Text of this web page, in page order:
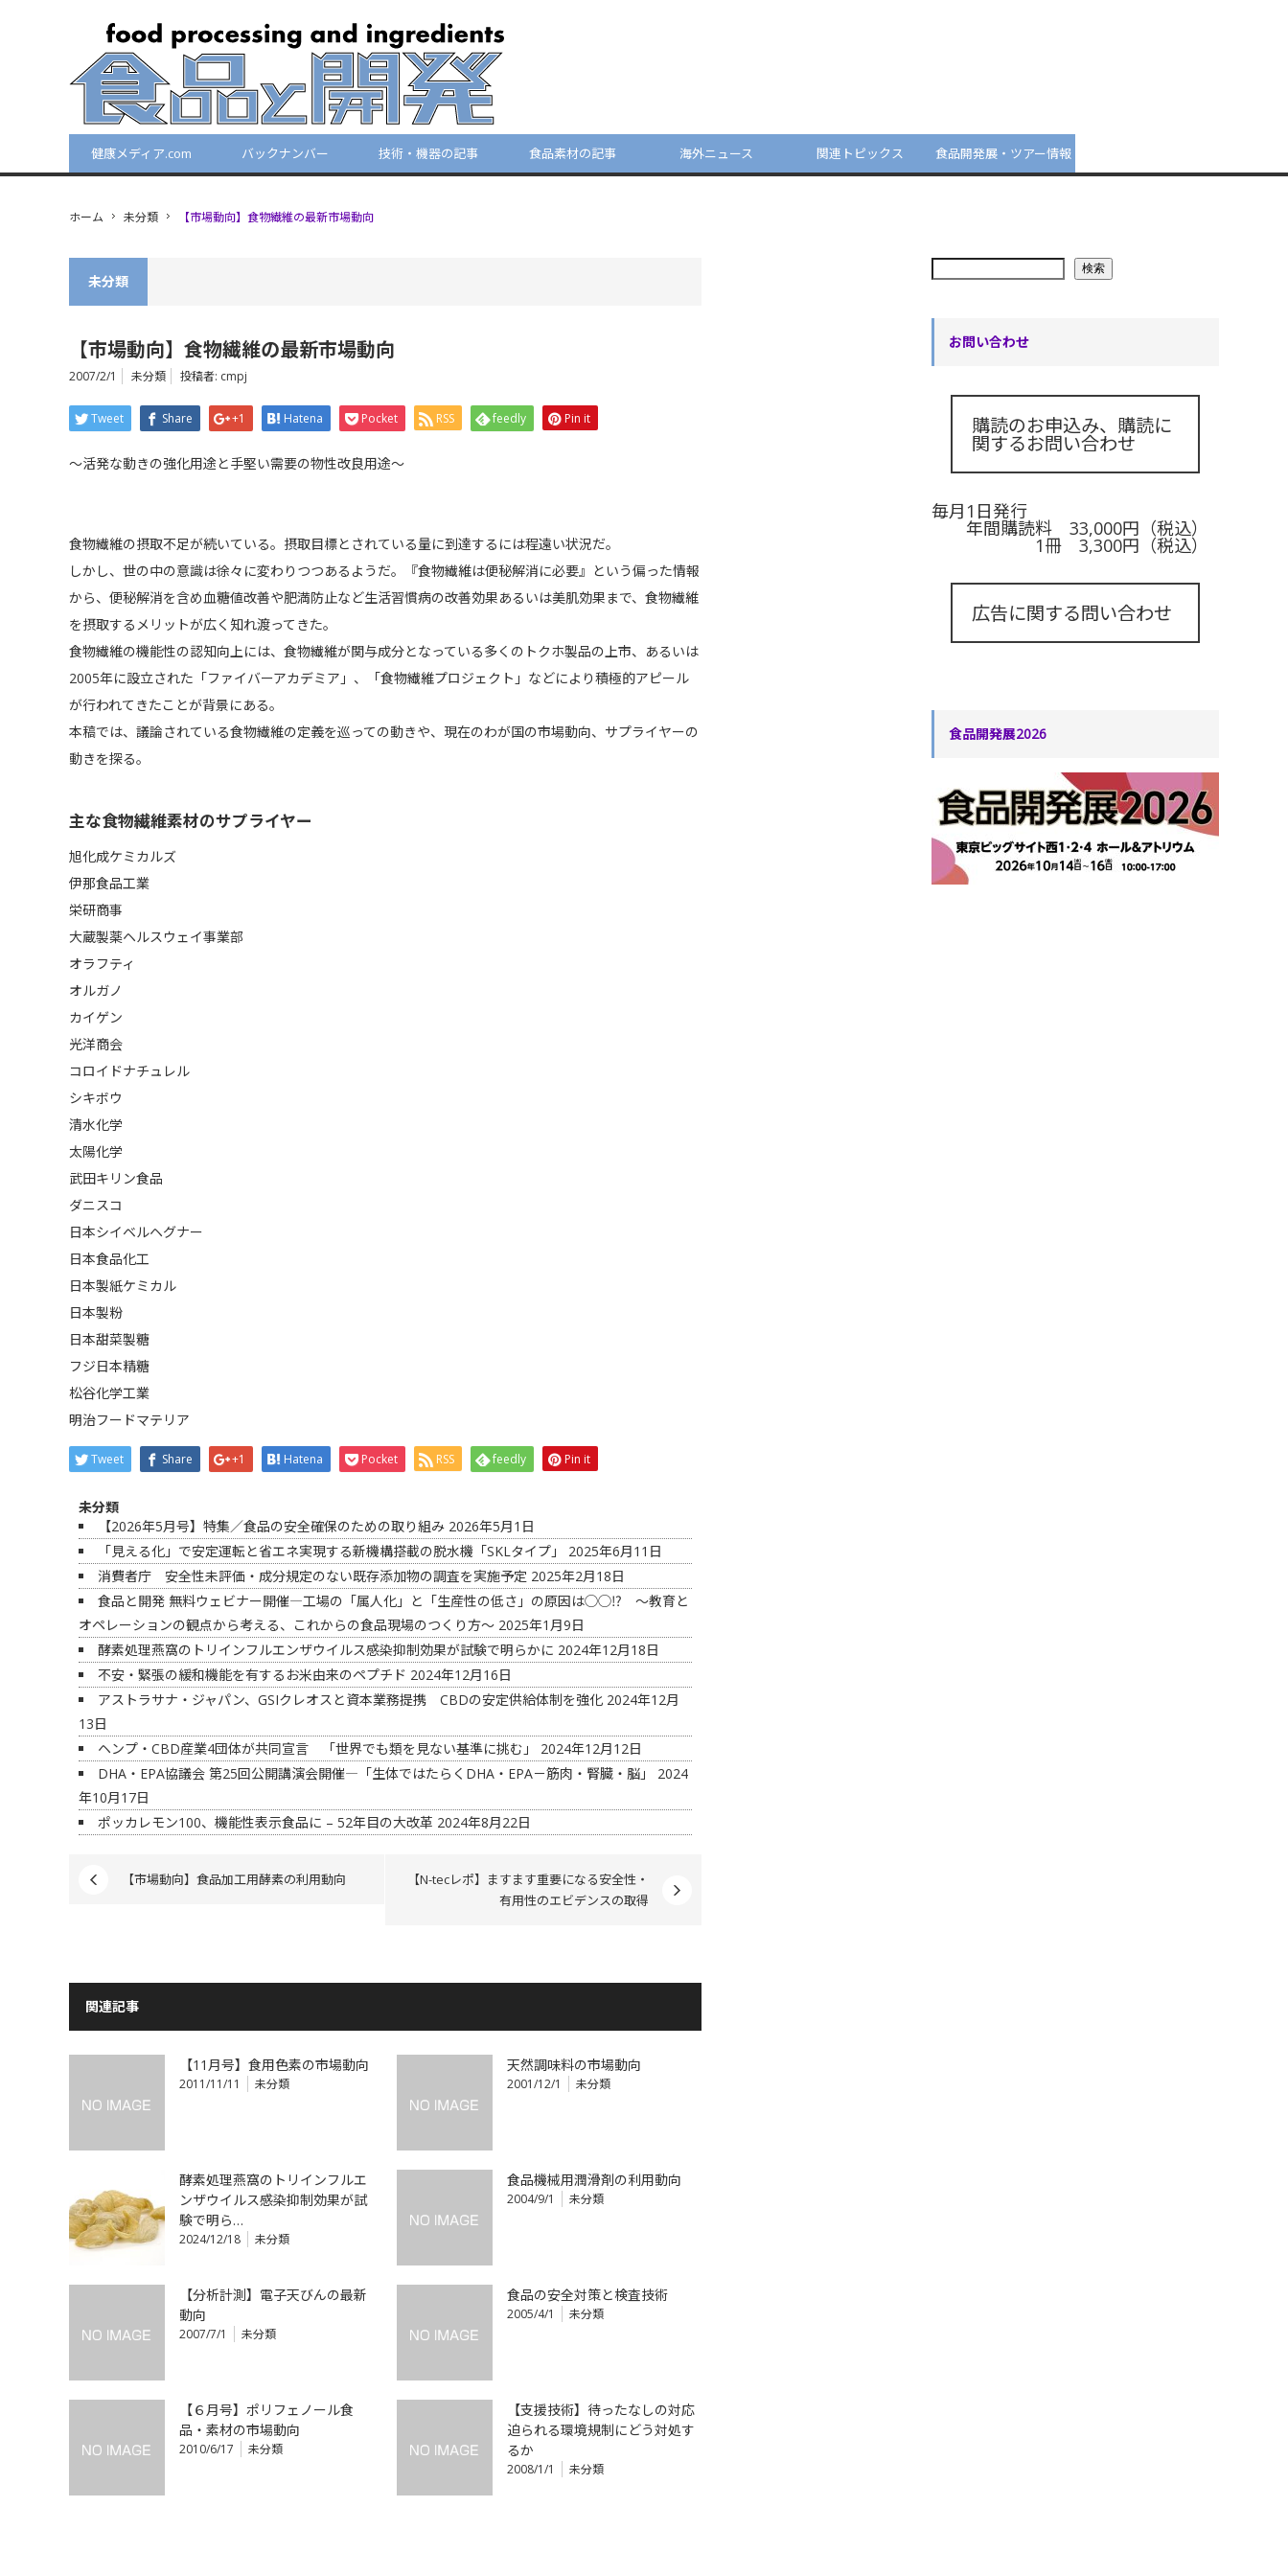
健康メディア.com バックナンバー 技術・機器の記事 食品素材の記事 海外ニュース 関連トピックス 食品開発展・ツアー情報
ホーム 未分類 【市場動向】食物繊維の最新市場動向
未分類
【市場動向】食物繊維の最新市場動向
2007/2/1 未分類 投稿者: cmpj
Tweet Share +1 Hatena Pocket RSS feedly Pin it
～活発な動きの強化用途と手堅い需要の物性改良用途～
食物繊維の摂取不足が続いている。摂取目標とされている量に到達するには程遠い状況だ。
しかし、世の中の意識は徐々に変わりつつあるようだ。『食物繊維は便秘解消に必要』という偏った情報
から、便秘解消を含め血糖値改善や肥満防止など生活習慣病の改善効果あるいは美肌効果まで、食物繊維
を摂取するメリットが広く知れ渡ってきた。
食物繊維の機能性の認知向上には、食物繊維が関与成分となっている多くのトクホ製品の上市、あるいは
2005年に設立された「ファイバーアカデミア」、「食物繊維プロジェクト」などにより積極的アピール
が行われてきたことが背景にある。
本稿では、議論されている食物繊維の定義を巡っての動きや、現在のわが国の市場動向、サプライヤーの
動きを探る。
主な食物繊維素材のサプライヤー
旭化成ケミカルズ
伊那食品工業
栄研商事
大蔵製薬ヘルスウェイ事業部
オラフティ
オルガノ
カイゲン
光洋商会
コロイドナチュレル
シキボウ
清水化学
太陽化学
武田キリン食品
ダニスコ
日本シイベルヘグナー
日本食品化工
日本製紙ケミカル
日本製粉
日本甜菜製糖
フジ日本精糖
松谷化学工業
明治フードマテリア
Tweet Share +1 Hatena Pocket RSS feedly Pin it
未分類
【2026年5月号】特集／食品の安全確保のための取り組み 2026年5月1日
「見える化」で安定運転と省エネ実現する新機構搭載の脱水機「SKLタイプ」
2025年6月11日
消費者庁 安全性未評価・成分規定のない既存添加物の調査を実施予定 2025年2月18日
食品と開発 無料ウェビナー開催―工場の「属人化」と「生産性の低さ」の原因は◯◯⁉ ～教育と
オペレーションの観点から考える、これからの食品現場のつくり方～ 2025年1月9日
酵素処理燕窩のトリインフルエンザウイルス感染抑制効果が試験で明らかに 2024年12月18日
不安・緊張の緩和機能を有するお米由来のペプチド 2024年12月16日
アストラサナ・ジャパン、GSIクレオスと資本業務提携 CBDの安定供給体制を強化 2024年12月
13日
ヘンプ・CBD産業4団体が共同宣言 「世界でも類を見ない基準に挑む」
2024年12月12日
DHA・EPA協議会 第25回公開講演会開催―「生体ではたらくDHA・EPA－筋肉・腎臓・脳」
2024
年10月17日
ポッカレモン100、機能性表示食品に – 52年目の大改革 2024年8月22日
【市場動向】食品加工用酵素の利用動向
【N-tecレポ】ますます重要になる安全性・
有用性のエビデンスの取得
関連記事
【11月号】食用色素の市場動向
2011/11/11 未分類
天然調味料の市場動向
2001/12/1 未分類
酵素処理燕窩のトリインフルエ
ンザウイルス感染抑制効果が試
験で明ら…
2024/12/18 未分類
食品機械用潤滑剤の利用動向
2004/9/1 未分類
【分析計測】電子天びんの最新
動向
2007/7/1 未分類
食品の安全対策と検査技術
2005/4/1 未分類
【６月号】ポリフェノール食
品・素材の市場動向
2010/6/17 未分類
【支援技術】待ったなしの対応
迫られる環境規制にどう対処す
るか
2008/1/1 未分類
検索
お問い合わせ
購読のお申込み、購読に
関するお問い合わせ
毎月1日発行
年間購読料 33,000円（税込）
1冊 3,300円（税込）
広告に関する問い合わせ
食品開発展2026